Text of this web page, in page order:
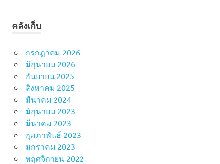
คลังเก็บ
กรกฎาคม 2026
มิถุนายน 2026
กันยายน 2025
สิงหาคม 2025
มีนาคม 2024
มิถุนายน 2023
มีนาคม 2023
กุมภาพันธ์ 2023
มกราคม 2023
พฤศจิกายน 2022